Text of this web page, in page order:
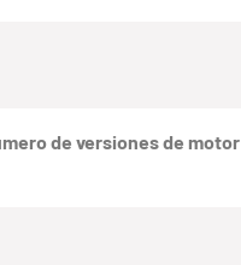
de versiones de motor